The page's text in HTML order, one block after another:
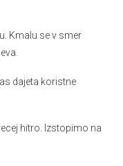
Kmalu se v smer
dajeta koristne
hitro. Izstopimo na